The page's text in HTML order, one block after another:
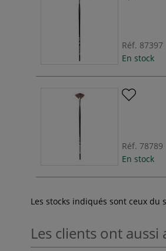
Réf. 87397
En stock
Réf. 78789
En stock
Les stocks indiqués sont ceux du
Les clients ont aussi